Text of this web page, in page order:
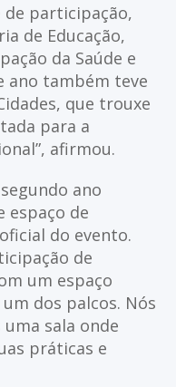
de participação,
de Educação,
da Saúde e
ano também teve
que trouxe
para a
afirmou.
ano
espaço de
do evento.
de
um espaço
dos palcos. Nós
sala onde
práticas e